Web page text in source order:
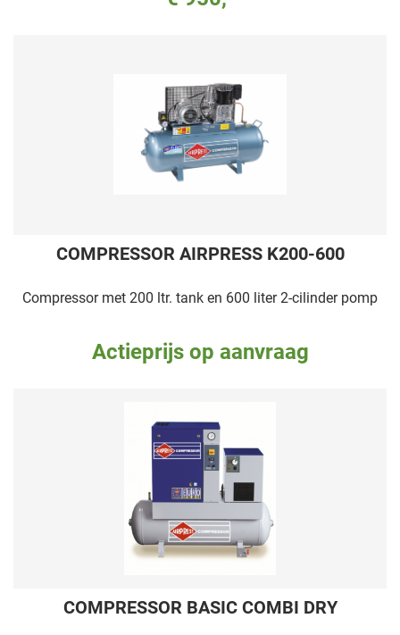
COMPRESSOR AIRPRESS K200-600
Compressor met 200 ltr. tank en 600 liter 2-cilinder pomp
Actieprijs op aanvraag
COMPRESSOR BASIC COMBI DRY